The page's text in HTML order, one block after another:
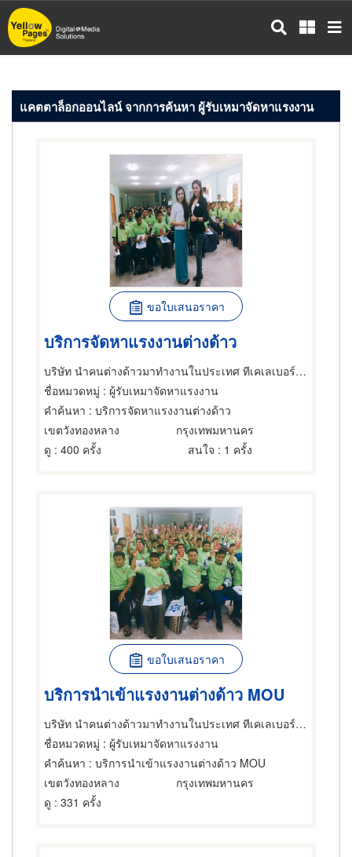
ข้าม
ไป
หลัก
แคตตาล็อกออนไลน์ จากการค้นหา ผู้รับเหมาจัดหาแรงงาน
ขอใบเสนอราคา
บริการจัดหาแรงงานต่างด้าว
บริษัท นำคนต่างด้าวมาทำงานในประเทศ ทีเคเลเบอร์กรุ๊ป (ประเทศไทย) จำกัด
ชื่อหมวดหมู่ : ผู้รับเหมาจัดหาแรงงาน
คำค้นหา : บริการจัดหาแรงงานต่างด้าว
เขตวังทองหลาง
กรุงเทพมหานคร
ดู : 400 ครั้ง สนใจ : 1 ครั้ง
ขอใบเสนอราคา
บริการนำเข้าแรงงานต่างด้าว MOU
บริษัท นำคนต่างด้าวมาทำงานในประเทศ ทีเคเลเบอร์กรุ๊ป (ประเทศไทย) จำกัด
ชื่อหมวดหมู่ : ผู้รับเหมาจัดหาแรงงาน
คำค้นหา : บริการนำเข้าแรงงานต่างด้าว MOU
เขตวังทองหลาง
กรุงเทพมหานคร
ดู : 331 ครั้ง